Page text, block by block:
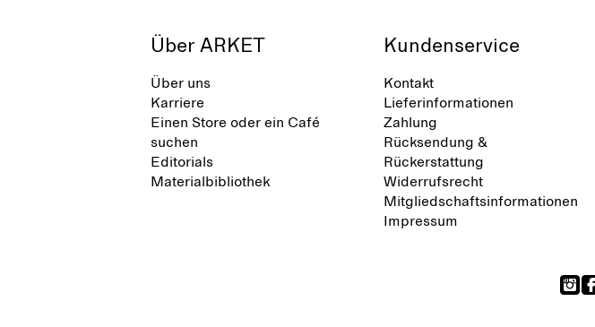
Über ARKET
Über uns
Karriere
Einen Store oder ein Café
suchen
Editorials
Materialbibliothek
Kundenservice
Kontakt
Lieferinformationen
Zahlung
Rücksendung &
Rückerstattung
Widerrufsrecht
Mitgliedschaftsinformationen
Impressum